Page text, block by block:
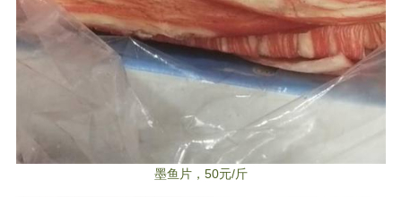
墨鱼片，50元/斤